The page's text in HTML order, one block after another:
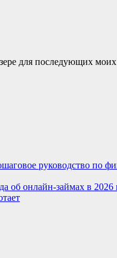
для последующих
руководство по
об онлайн-займах в 2026